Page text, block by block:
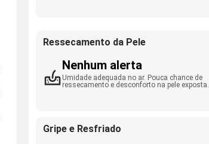
Ressecamento da Pele
Nenhum alerta
Umidade adequada no ar. Pouca chance de
ressecamento e desconforto na pele exposta.
Gripe e Resfriado